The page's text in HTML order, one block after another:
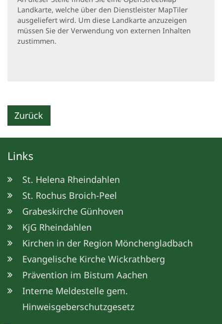
Landkarte, welche über den Dienstleister MapTiler
ausgeliefert wird. Um diese Landkarte anzuzeigen
müssen Sie der Verwendung von externen Inhalten
zustimmen.
Zurück
Links
St. Helena Rheindahlen
St. Rochus Broich-Peel
Grabeskirche Günhoven
KjG Rheindahlen
Kirchen in der Region Mönchengladbach
Evangelische Kirche Wickrathberg
Prävention im Bistum Aachen
Interne Meldestelle gem.
Hinweisgeberschutzgesetz